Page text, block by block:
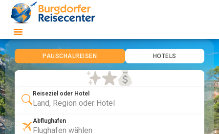
PAUSCHALREISEN HOTELS
Reiseziel oder Hotel
Abflughafen